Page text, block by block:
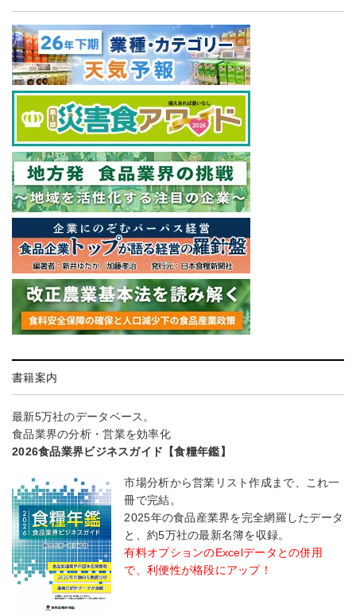
書籍案内
最新5万社のデータベース。
食品業界の分析・営業を効率化
2026食品業界ビジネスガイド【食糧年鑑】
市場分析から営業リスト作成まで、これ一
冊で完結。
2025年の食品産業界を完全網羅したデータ
と、約5万社の最新名簿を収録。
有料オプションのExcelデータとの併用
で、利便性が格段にアップ！